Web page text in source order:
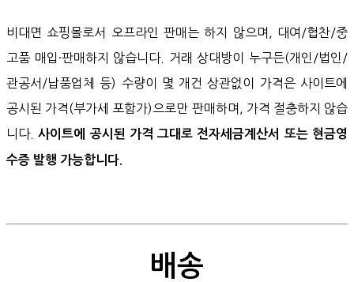
비대면 쇼핑몰로서 오프라인 판매는 하지 않으며, 대여/협찬/중
고품 매입·판매하지 않습니다. 거래 상대방이 누구든(개인/법인/
관공서/납품업체 등) 수량이 몇 개건 상관없이 가격은 사이트에
공시된 가격(부가세 포함가)으로만 판매하며, 가격 절충하지 않습
니다.사이트에 공시된 가격 그대로 전자세금계산서 또는 현금영
수증 발행 가능합니다.
배송